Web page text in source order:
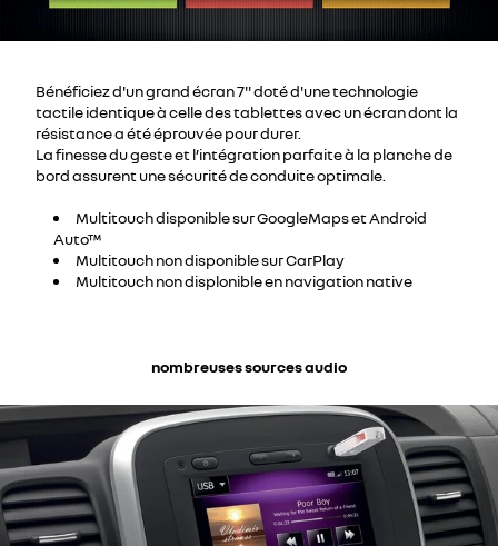
Bénéficiez d'un grand écran 7'' doté d'une technologie
tactile identique à celle des tablettes avec un écran dont la
résistance a été éprouvée pour durer.
La finesse du geste et l’intégration parfaite à la planche de
bord assurent une sécurité de conduite optimale.
Multitouch disponible sur GoogleMaps et Android
Auto™
Multitouch non disponible sur CarPlay
Multitouch non displonible en navigation native
nombreuses sources audio